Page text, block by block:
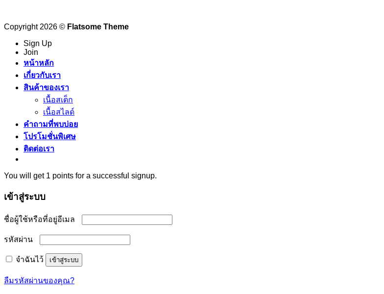
Copyright 2026 © Flatsome Theme
Sign Up
Join
หน้าหลัก
เกี่ยวกับเรา
สินค้าของเรา
เนื้อสเต็ก
เนื้อสไลด์
คำถามที่พบบ่อย
โปรโมชั่นพิเศษ
ติดต่อเรา
You will get 1 points for a successful signup.
เข้าสู่ระบบ
ชื่อผู้ใช้หรือที่อยู่อีเมล
รหัสผ่าน
จำฉันไว้ เข้าสู่ระบบ
ลืมรหัสผ่านของคุณ?